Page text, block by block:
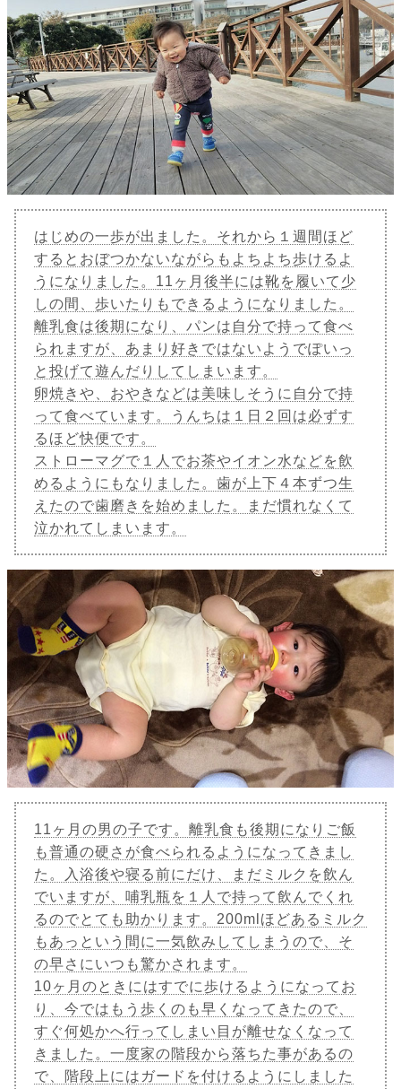
はじめの一歩が出ました。それから１週間ほど
するとおぼつかないながらもよちよち歩けるよ
うになりました。11ヶ月後半には靴を履いて少
しの間、歩いたりもできるようになりました。
離乳食は後期になり、パンは自分で持って食べ
られますが、あまり好きではないようでぽいっ
と投げて遊んだりしてしまいます。
卵焼きや、おやきなどは美味しそうに自分で持
って食べています。うんちは１日２回は必ずす
るほど快便です。
ストローマグで１人でお茶やイオン水などを飲
めるようにもなりました。歯が上下４本ずつ生
えたので歯磨きを始めました。まだ慣れなくて
泣かれてしまいます。
11ヶ月の男の子です。離乳食も後期になりご飯
も普通の硬さが食べられるようになってきまし
た。入浴後や寝る前にだけ、まだミルクを飲ん
でいますが、哺乳瓶を１人で持って飲んでくれ
るのでとても助かります。200mlほどあるミルク
もあっという間に一気飲みしてしまうので、そ
の早さにいつも驚かされます。
10ヶ月のときにはすでに歩けるようになってお
り、今ではもう歩くのも早くなってきたので、
すぐ何処かへ行ってしまい目が離せなくなって
きました。一度家の階段から落ちた事があるの
で、階段上にはガードを付けるようにしました